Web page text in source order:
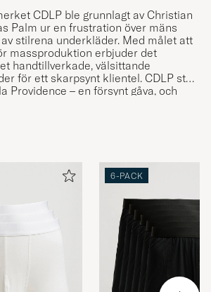
CDLP ble grunnlagt av Christian
Palm ur en frustration över mäns
stilrena underkläder. Med målet att
massproduktion erbjuder det
handtillverkade, välsittande
för ett skarpsynt klientel. CDLP står
Providence – en försynt gåva, och
har varumärket gjort sig välkänt för
samt underkläder
att erbjuda underkläder som
till att fatta ett mer medvetet val.
6-PACK